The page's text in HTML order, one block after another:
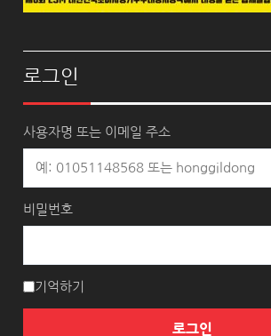
로그인
사용자명 또는 이메일 주소
비밀번호
기억하기
로그인